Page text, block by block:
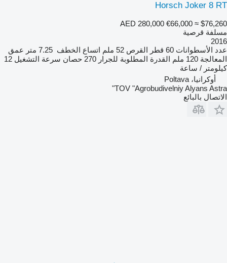
Horsch Joker 8 RT
AED 280,000 €66,000 ≈ $76,260
مسلفة قرصية
2016
عدد الأسطوانات 60 قطر القرص 52 ملم اتساع الخطف 7.25 متر
عمق
المعالجة 120 ملم القدرة المطلوبة للجرار 270 حصان سرعة التشغيل 12
كيلومتر / ساعة
أوكرانيا، Poltava
TOV "Agrobudivelniy Alyans Astra"
الاتصال بالبائع